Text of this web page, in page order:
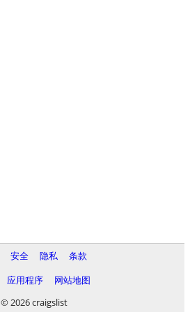
安全 隐私
条款
应用程序
网站地图
© 2026 craigslist